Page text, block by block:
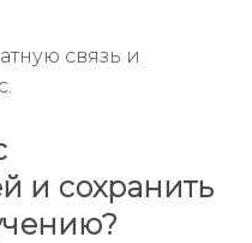
связь и
и сохранить